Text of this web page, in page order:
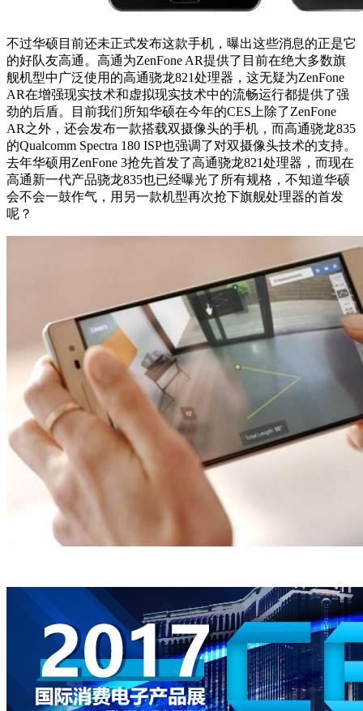
不过华硕目前还未正式发布这款手机，曝出这些消息的正是它
的好队友高通。高通为ZenFone AR提供了目前在绝大多数旗
舰机型中广泛使用的高通骁龙821处理器，这无疑为ZenFone
AR在增强现实技术和虚拟现实技术中的流畅运行都提供了强
劲的后盾。目前我们所知华硕在今年的CES上除了ZenFone
AR之外，还会发布一款搭载双摄像头的手机，而高通骁龙835
的Qualcomm Spectra 180 ISP也强调了对双摄像头技术的支持。
去年华硕用ZenFone 3抢先首发了高通骁龙821处理器，而现在
高通新一代产品骁龙835也已经曝光了所有规格，不知道华硕
会不会一鼓作气，用另一款机型再次抢下旗舰处理器的首发
呢？